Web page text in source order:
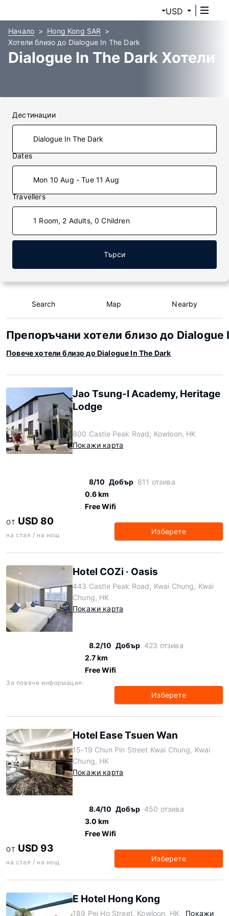
USD
Начало
Hong Kong SAR
Хотели близо до Dialogue In The Dark
Dialogue In The Dark Хотели
Дестинации
Dates
Mon 10 Aug - Tue 11 Aug
Travellers
1 Room, 2 Adults, 0 Children
Търси
Search Map Nearby
Препоръчани хотели близо до Dialogue
Повече хотели близо до Dialogue In The Dark
Jao Tsung-I Academy, Heritage
Lodge
800 Castle Peak Road, Kowloon, HK
Покажи карта
8/10 Добър 811 отзива
0.6 km
Free Wifi
ОТ USD 80
на стая / на нощ Изберете
Hotel COZi · Oasis
443 Castle Peak Road, Kwai Chung, Kwai
Chung, HK
Покажи карта
8.2/10 Добър 423 отзива
2.7 km
Free Wifi
За повече информация:
Изберете
Hotel Ease Tsuen Wan
15-19 Chun Pin Street Kwai Chung, Kwai
Chung, HK
Покажи карта
8.4/10 Добър 450 отзива
3.0 km
Free Wifi
ОТ USD 93
на стая / на нощ Изберете
E Hotel Hong Kong
189 Pei Ho Street, Kowloon, HK Покажи